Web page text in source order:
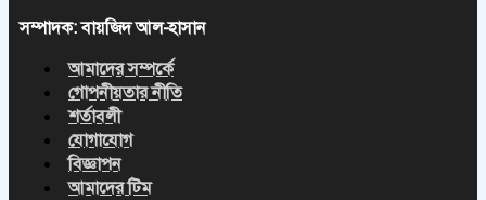
সম্পাদক: বায়জিদ আল-হাসান
আমাদের সম্পর্কে
গোপনীয়তার নীতি
শর্তাবলী
যোগাযোগ
বিজ্ঞাপন
আমাদের টিম